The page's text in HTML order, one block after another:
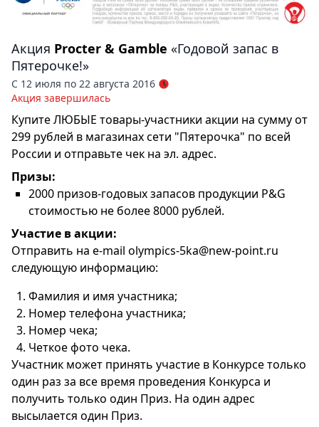
Акция Procter & Gamble «Годовой запас в
Пятерочке!»
С 12 июля по 22 августа 2016
Акция завершилась
Купите ЛЮБЫЕ товары-участники акции на сумму от
299 рублей в магазинах сети "Пятерочка" по всей
России и отправьте чек на эл. адрес.
Призы:
2000 призов-годовых запасов продукции P&G
стоимостью не более 8000 рублей.
Участие в акции:
Отправить на e-mail olympics-5ka@new-point.ru
следующую информацию:
Фамилия и имя участника;
Номер телефона участника;
Номер чека;
Четкое фото чека.
Участник может принять участие в Конкурсе только
один раз за все время проведения Конкурса и
получить только один Приз. На один адрес
высылается один Приз.